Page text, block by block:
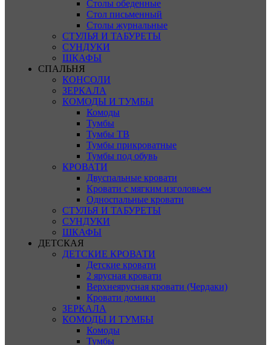
Столы обеденные
Стол письменный
Столы журнальные
СТУЛЬЯ И ТАБУРЕТЫ
СУНДУКИ
ШКАФЫ
СПАЛЬНЯ
КОНСОЛИ
ЗЕРКАЛА
КОМОДЫ И ТУМБЫ
Комоды
Тумбы
Тумбы ТВ
Тумбы прикроватные
Тумбы под обувь
КРОВАТИ
Двуспальные кровати
Кровати с мягким изголовьем
Односпальные кровати
СТУЛЬЯ И ТАБУРЕТЫ
СУНДУКИ
ШКАФЫ
ДЕТСКАЯ
ДЕТСКИЕ КРОВАТИ
Детские кровати
2 ярусная кровати
Верхнеярусная кровати (Чердаки)
Кровати домики
ЗЕРКАЛА
КОМОДЫ И ТУМБЫ
Комоды
Тумбы